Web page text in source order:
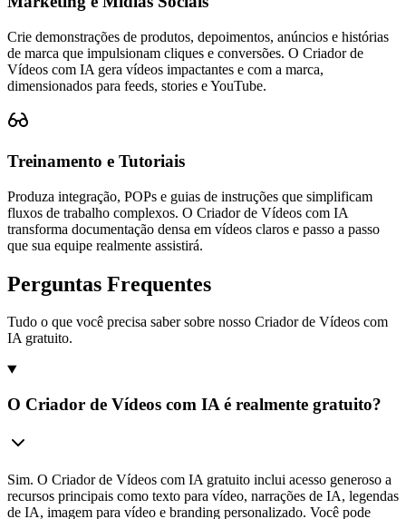
Crie demonstrações de produtos, depoimentos, anúncios e histórias
de marca que impulsionam cliques e conversões. O Criador de
Vídeos com IA gera vídeos impactantes e com a marca,
dimensionados para feeds, stories e YouTube.
Treinamento e Tutoriais
Produza integração, POPs e guias de instruções que simplificam
fluxos de trabalho complexos. O Criador de Vídeos com IA
transforma documentação densa em vídeos claros e passo a passo
que sua equipe realmente assistirá.
Perguntas Frequentes
Tudo o que você precisa saber sobre nosso Criador de Vídeos com
IA gratuito.
O Criador de Vídeos com IA é realmente gratuito?
Sim. O Criador de Vídeos com IA gratuito inclui acesso generoso a
recursos principais como texto para vídeo, narrações de IA, legendas
de IA, imagem para vídeo e branding personalizado. Você pode